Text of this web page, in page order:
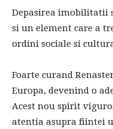
Depasirea imobilitatii
si un element care a
ordini sociale si
Foarte curand
Europa, devenind o
Acest nou spirit
atentia asupra fiintei